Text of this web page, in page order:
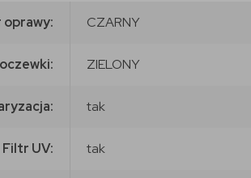
oprawy:
CZARNY
ZIELONY
tak
Filtr UV: tak